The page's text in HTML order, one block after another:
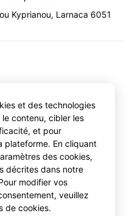
Kyprianou, Larnaca 6051
GetTransport®
Limited.
et des technologies
contenu, cibler les
et pour
plateforme. En cliquant
des cookies,
décrites dans notre
modifier vos
veuillez
de cookies.